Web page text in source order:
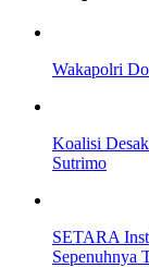
Wakapolri
Koalisi
Sutrimo
SETARA
Sepenuhnya